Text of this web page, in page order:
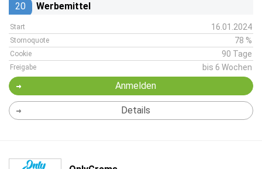
20 Werbemittel
Start 16.01.2024
Stornoquote 78 %
Cookie 90 Tage
Freigabe bis 6 Wochen
Anmelden
Details